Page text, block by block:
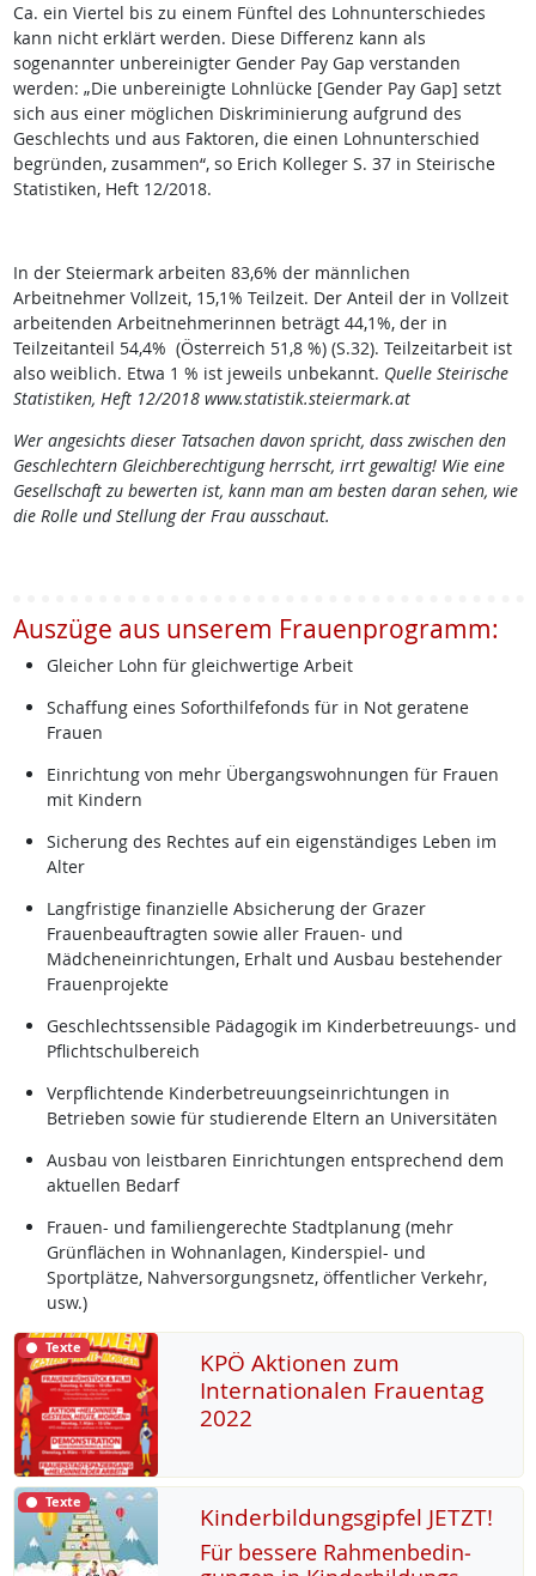
Ca. ein Viertel bis zu einem Fünftel des Lohnunterschiedes
kann nicht erklärt werden. Diese Differenz kann als
sogenannter unbereinigter Gender Pay Gap verstanden
werden: „Die unbereinigte Lohnlücke [Gender Pay Gap] setzt
sich aus einer möglichen Diskriminierung aufgrund des
Geschlechts und aus Faktoren, die einen Lohnunterschied
begründen, zusammen“, so Erich Kolleger S. 37 in Steirische
Statistiken, Heft 12/2018.
In der Steiermark arbeiten 83,6% der männlichen
Arbeitnehmer Vollzeit, 15,1% Teilzeit. Der Anteil der in Vollzeit
arbeitenden Arbeitnehmerinnen beträgt 44,1%, der in
Teilzeitanteil 54,4% (Österreich 51,8 %) (S.32). Teilzeitarbeit ist
also weiblich. Etwa 1 % ist jeweils unbekannt. Quelle Steirische
Statistiken, Heft 12/2018 www.statistik.steiermark.at
Wer angesichts dieser Tatsachen davon spricht, dass zwischen den
Geschlechtern Gleichberechtigung herrscht, irrt gewaltig! Wie eine
Gesellschaft zu bewerten ist, kann man am besten daran sehen, wie
die Rolle und Stellung der Frau ausschaut.
Auszüge aus unserem Frauenprogramm:
Gleicher Lohn für gleichwertige Arbeit
Schaffung eines Soforthilfefonds für in Not geratene
Frauen
Einrichtung von mehr Übergangswohnungen für Frauen
mit Kindern
Sicherung des Rechtes auf ein eigenständiges Leben im
Alter
Langfristige finanzielle Absicherung der Grazer
Frauenbeauftragten sowie aller Frauen- und
Mädcheneinrichtungen, Erhalt und Ausbau bestehender
Frauenprojekte
Geschlechtssensible Pädagogik im Kinderbetreuungs- und
Pflichtschulbereich
Verpflichtende Kinderbetreuungseinrichtungen in
Betrieben sowie für studierende Eltern an Universitäten
Ausbau von leistbaren Einrichtungen entsprechend dem
aktuellen Bedarf
Frauen- und familiengerechte Stadtplanung (mehr
Grünflächen in Wohnanlagen, Kinderspiel- und
Sportplätze, Nahversorgungsnetz, öffentlicher Verkehr,
usw.)
Texte
KPÖ Aktionen zum
Internationalen Frauentag
2022
Texte Kinderbildungsgipfel JETZT!
Für bes­se­re Rah­men­be­din­